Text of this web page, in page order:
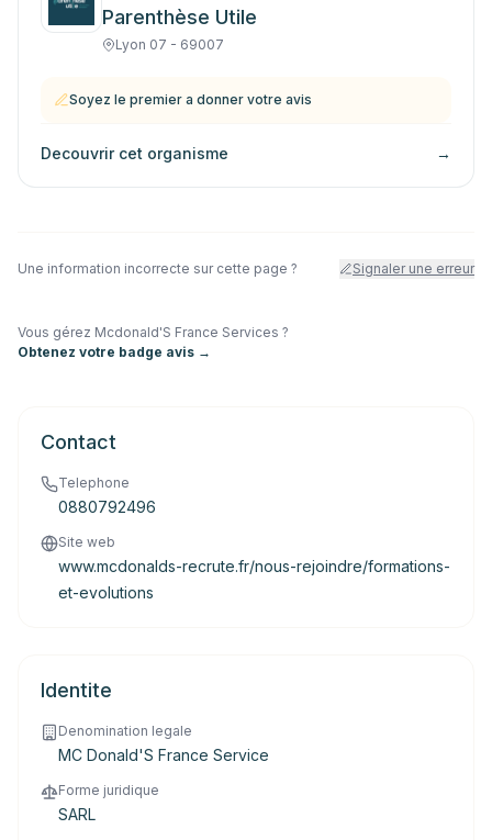
Parenthèse Utile
Lyon 07 - 69007
Soyez le premier a donner votre avis
Decouvrir cet organisme →
Une information incorrecte sur cette page ? Signaler une erreur
Vous gérez Mcdonald'S France Services ?
Obtenez votre badge avis →
Contact
Telephone
0880792496
Site web
www.mcdonalds-recrute.fr/nous-rejoindre/formations-
et-evolutions
Identite
Denomination legale
MC Donald'S France Service
Forme juridique
SARL